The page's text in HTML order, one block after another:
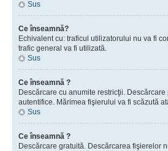
Sus
Ce înseamnă?
Echivalent cu: traficul utilizatorului nu va fi
trafic general va fi utilizată.
Sus
Ce înseamnă ?
Descărcare cu anumite restricţii.
autentifice. Mărimea fişierului va fi scăzută
Sus
Ce înseamnă ?
Descărcare gratuită. Descărcarea fişierelor